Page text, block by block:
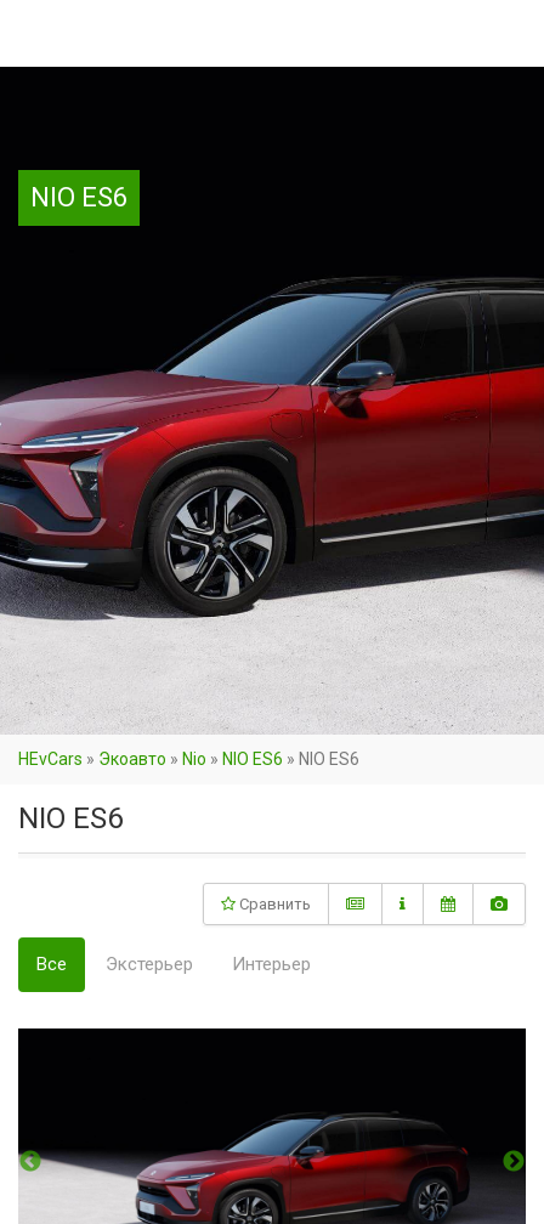
NIO ES6
HEvCars » Экоавто » Nio » NIO ES6 » NIO ES6
NIO ES6
Сравнить
Все Экстерьер Интерьер